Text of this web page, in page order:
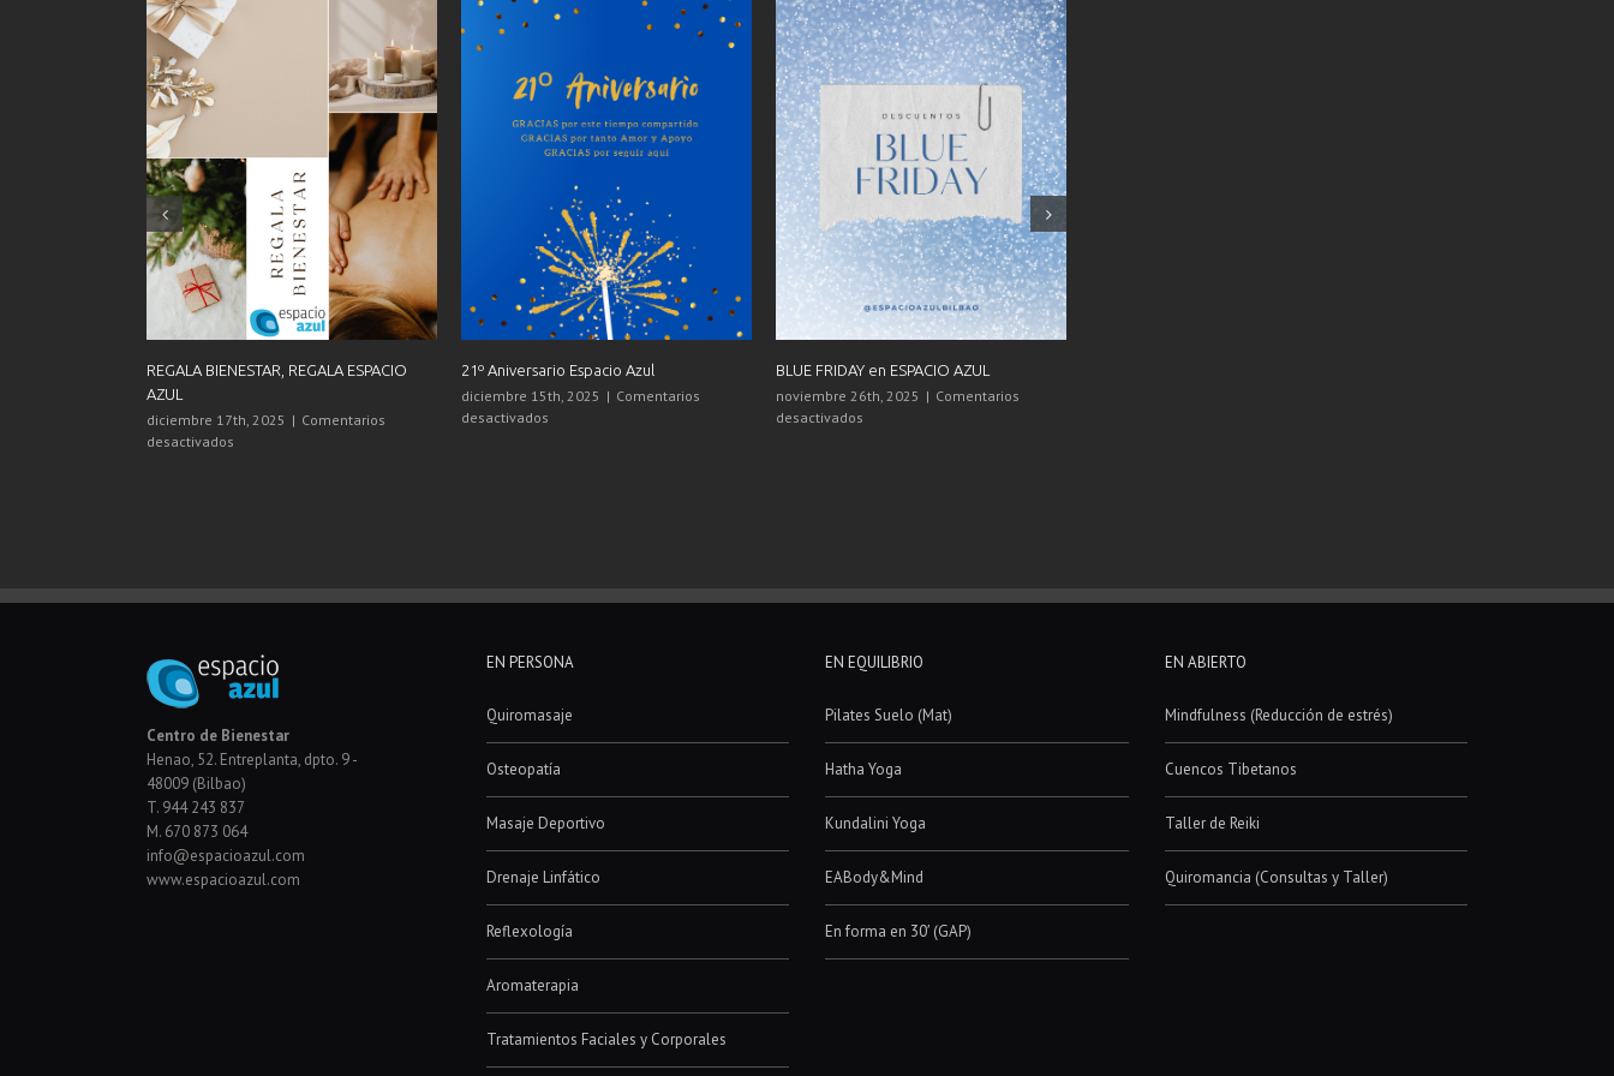
Agenda NOVIEMBRE 2025
octubre 22nd, 2025
desactivadosen
Agenda Talleres SEPTIEMBRE 2025
septiembre 10th, 2025
Comentarios
desactivadosen
Agenda
SEPTIEMBRE
REGALA BIENESTAR, REGALA ESPACIO
AZUL
diciembre 17th, 2025
Centro de Bienestar
Henao, 52. Entreplanta, dpto. 9 -
48009 (Bilbao)
T. 944 243 837
M. 670 873 064
info@espacioazul.com
www.espacioazul.com
Osteopatía
Masaje Deportivo
Drenaje Linfático
Reflexología
Aromaterapia
Tratamientos Faciales y Corporales
Masaje Holístico de Relajación
Hatha Yoga
Kundalini Yoga
EABody&Mind
En forma en 30′ (GAP)
Cuencos Tibetanos
Taller de Reiki
Quiromancia (Consultas y Taller)